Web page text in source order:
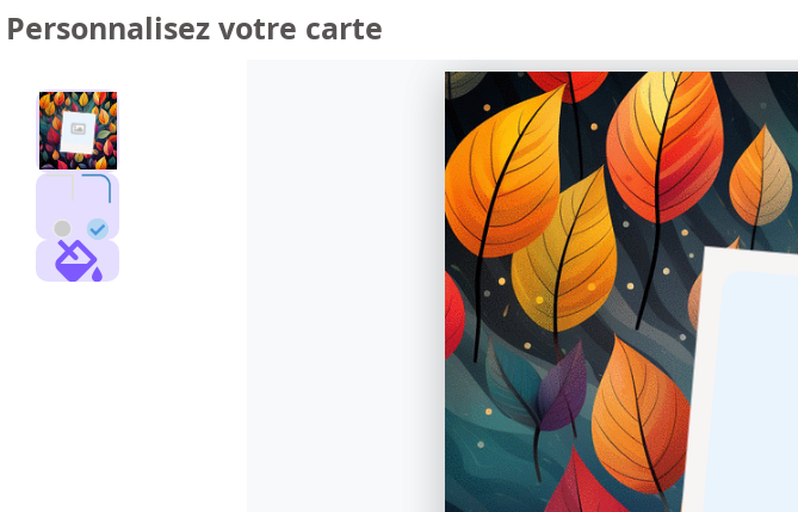
Personnalisez votre carte